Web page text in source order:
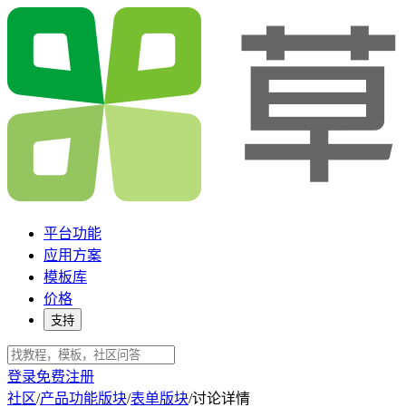
平台功能
应用方案
模板库
价格
支持
登录免费注册
社区/产品功能版块/表单版块/讨论详情